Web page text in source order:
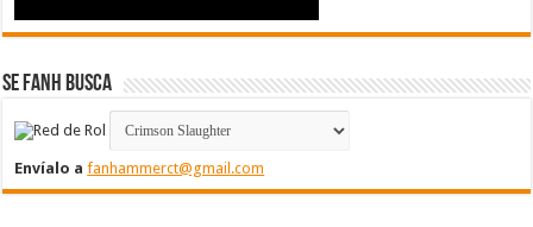
Se FanH Busca
Envíalo afanhammerct@gmail.com